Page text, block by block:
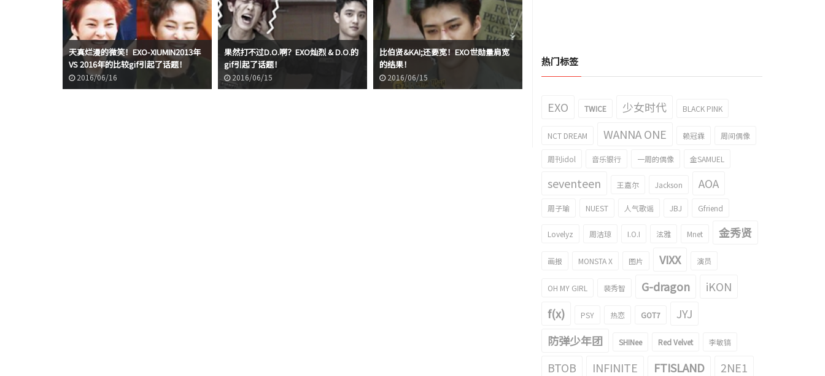
天真烂漫的微笑！EXO-XIUMIN2013年
VS 2016年的比较gif引起了话题！
2016/06/16
果然打不过D.O.啊？EXO灿烈 & D.O.的
gif引起了话题！
2016/06/15
比伯贤&KAI;还要宽！EXO世勋量肩宽
的结果！
2016/06/15
木雅望天堂》发布会！
2016/06/15 2016/06/14
热门标签
EXO TWICE 少女时代 BLACK PINK
NCT DREAM WANNA ONE 赖冠霖 周间偶像
周刊idol 音乐银行 一周的偶像 金SAMUEL
seventeen 王嘉尔 Jackson AOA
周子瑜 NUEST 人气歌谣 JBJ Gfriend
Lovelyz 周洁琼 I.O.I 泫雅 Mnet 金秀贤
画报 MONSTA X 图片 VIXX 演员
OH MY GIRL 裴秀智 G-dragon
iKON
f(x)
PSY 热恋 GOT7
JYJ
防弹少年团
SHINee Red Velvet 李敏镐
BTOB INFINITE FTISLAND
2NE1